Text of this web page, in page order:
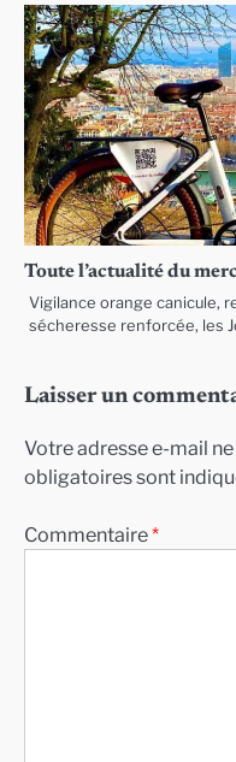
Toute l’actualité du
Vigilance orange canicule,
sécheresse renforcée, les
Laisser un
Votre adresse e-mail
obligatoires sont
Commentaire*